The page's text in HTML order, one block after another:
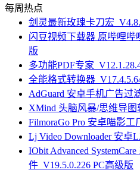
每周热点
剑灵最新玫瑰卡刀宏
闪豆视频下载器 原哔哩哔
版
多功能PDF专家
全能格式转换器
AdGuard 安卓手机广告过
XMind 头脑风暴/思维导图
FilmoraGo Pro 安卓喵影
Lj Video Downloader 安卓
IObit Advanced
件_V19.5.0.226 PC高级版